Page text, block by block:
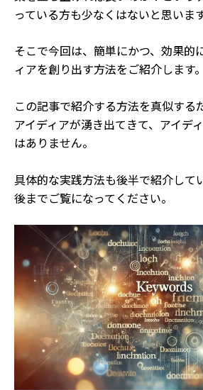
っている方も少なくはないと思います
そこで今回は、簡単にかつ、効果的
ィアを創り出す方法をご紹介します。
この記事で紹介する方法を真似する
アイディアが湧き出てきて、アイデ
はありません。
具体的な実践方法も後半で紹介して
後までご覧になってください。